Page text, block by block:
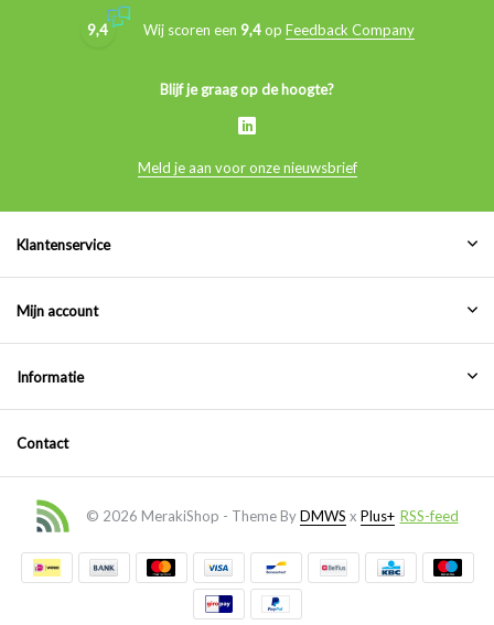
9,4 Wij scoren een 9,4op Feedback Company
Blijf je graag op de hoogte?
Meld je aan voor onze nieuwsbrief
Klantenservice
Mijn account
Informatie
Contact
© 2026 MerakiShop - Theme ByDMWS x Plus+ RSS-feed